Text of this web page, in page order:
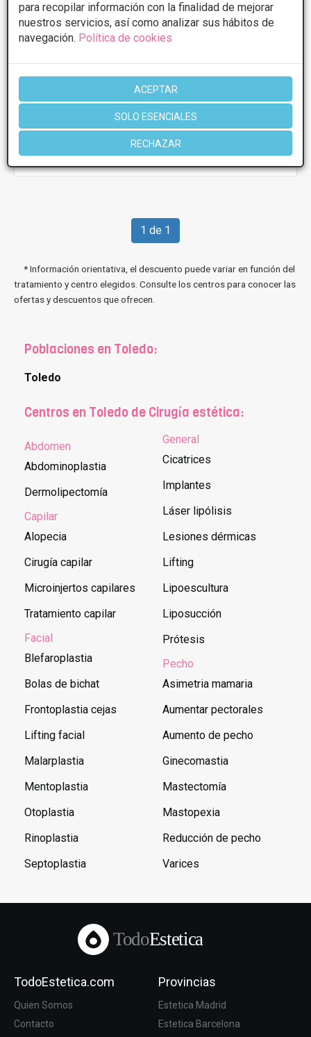
para recopilar información con la finalidad de mejorar
nuestros servicios, así como analizar sus hábitos de
navegación. Política de cookies
ACEPTAR
SOLO ESENCIALES
RECHAZAR
CONSULTAR/CITA/PRESUPUESTO
9:30 - 20:00
9:30 - 20:00
Más información
1 de 1
* Información orientativa, el descuento puede variar en función del
tratamiento y centro elegidos. Consulte los centros para conocer las
ofertas y descuentos que ofrecen.
Poblaciones en Toledo:
Toledo
Centros en Toledo de Cirugía estética:
Abdomen
Abdominoplastia
Dermolipectomía
Capilar
Alopecia
Cirugía capilar
Microinjertos capilares
Tratamiento capilar
Facial
Blefaroplastia
Bolas de bichat
Frontoplastia cejas
Lifting facial
Malarplastia
Mentoplastia
Otoplastia
Rinoplastia
Septoplastia
General
Cicatrices
Implantes
Láser lipólisis
Lesiones dérmicas
Lifting
Lipoescultura
Liposucción
Prótesis
Pecho
Asimetria mamaria
Aumentar pectorales
Aumento de pecho
Ginecomastia
Mastectomía
Mastopexia
Reducción de pecho
Varices
TodoEstetica
TodoEstetica.com
Quien Somos
Contacto
Provincias
Estetica Madrid
Estetica Barcelona